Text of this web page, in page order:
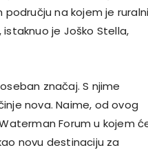
na kojem je ruralni
je Joško Stella,
značaj. S njime
nova. Naime, od ovog
Forum u kojem
novu destinaciju za